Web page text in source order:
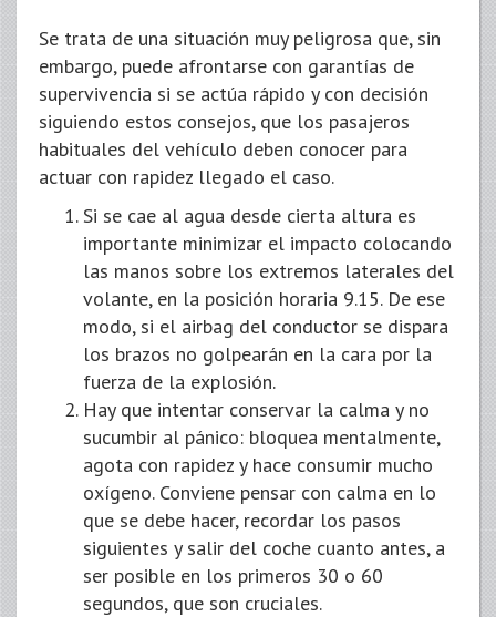
Se trata de una situación muy peligrosa que, sin
embargo, puede afrontarse con garantías de
supervivencia si se actúa rápido y con decisión
siguiendo estos consejos, que los pasajeros
habituales del vehículo deben conocer para
actuar con rapidez llegado el caso.
Si se cae al agua desde cierta altura es
importante minimizar el impacto colocando
las manos sobre los extremos laterales del
volante, en la posición horaria 9.15. De ese
modo, si el airbag del conductor se dispara
los brazos no golpearán en la cara por la
fuerza de la explosión.
Hay que intentar conservar la calma y no
sucumbir al pánico: bloquea mentalmente,
agota con rapidez y hace consumir mucho
oxígeno. Conviene pensar con calma en lo
que se debe hacer, recordar los pasos
siguientes y salir del coche cuanto antes, a
ser posible en los primeros 30 o 60
segundos, que son cruciales.